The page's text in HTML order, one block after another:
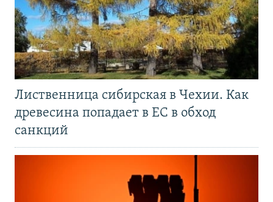
Лиственница сибирская в Чехии. Как
древесина попадает в ЕС в обход
санкций